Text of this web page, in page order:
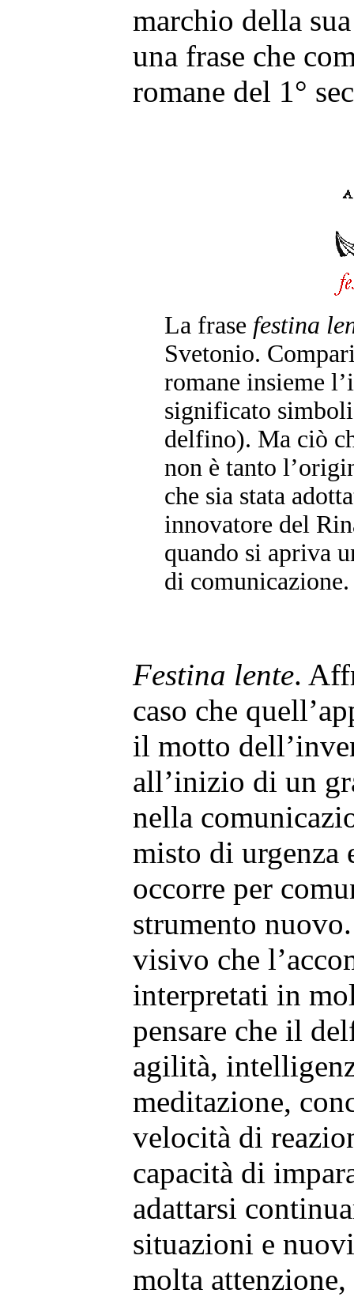
marchio della
una frase che
romane del 1°
La frase festina
Svetonio.
romane insieme
significato
delfino). Ma ciò
non è tanto
che sia stata
innovatore del
quando si apriva
di comunicazione.
Festina lente.
caso che
il motto
all’inizio di un
nella
misto di urgenza
occorre per
strumento
visivo che
interpretati in
pensare che il
agilità,
meditazione,
velocità di
capacità di
adattarsi
situazioni e
molta